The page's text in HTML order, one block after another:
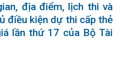
địa điểm, lịch thi và
điều kiện dự thi cấp thẻ
lần thứ 17 của Bộ Tài